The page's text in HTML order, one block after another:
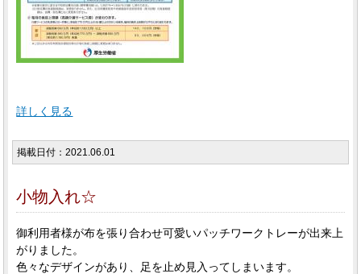
詳しく見る
掲載日付：2021.06.01
小物入れ☆
御利用者様が布を張り合わせ可愛いパッチワークトレーが出来上
がりました。
色々なデザインがあり、足を止め見入ってしまいます。